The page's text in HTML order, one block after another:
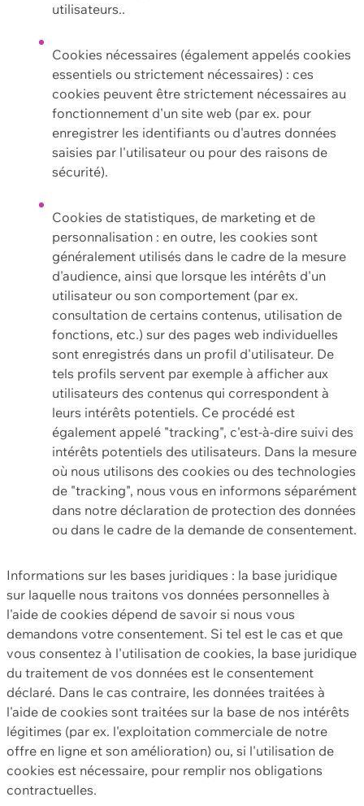
utilisateurs..
Cookies nécessaires (également appelés cookies
essentiels ou strictement nécessaires) : ces
cookies peuvent être strictement nécessaires au
fonctionnement d'un site web (par ex. pour
enregistrer les identifiants ou d'autres données
saisies par l'utilisateur ou pour des raisons de
sécurité).
Cookies de statistiques, de marketing et de
personnalisation : en outre, les cookies sont
généralement utilisés dans le cadre de la mesure
d'audience, ainsi que lorsque les intérêts d'un
utilisateur ou son comportement (par ex.
consultation de certains contenus, utilisation de
fonctions, etc.) sur des pages web individuelles
sont enregistrés dans un profil d'utilisateur. De
tels profils servent par exemple à afficher aux
utilisateurs des contenus qui correspondent à
leurs intérêts potentiels. Ce procédé est
également appelé "tracking", c'est-à-dire suivi des
intérêts potentiels des utilisateurs. Dans la mesure
où nous utilisons des cookies ou des technologies
de "tracking", nous vous en informons séparément
dans notre déclaration de protection des données
ou dans le cadre de la demande de consentement.
Informations sur les bases juridiques : la base juridique
sur laquelle nous traitons vos données personnelles à
l'aide de cookies dépend de savoir si nous vous
demandons votre consentement. Si tel est le cas et que
vous consentez à l'utilisation de cookies, la base juridique
du traitement de vos données est le consentement
déclaré. Dans le cas contraire, les données traitées à
l'aide de cookies sont traitées sur la base de nos intérêts
légitimes (par ex. l'exploitation commerciale de notre
offre en ligne et son amélioration) ou, si l'utilisation de
cookies est nécessaire, pour remplir nos obligations
contractuelles.